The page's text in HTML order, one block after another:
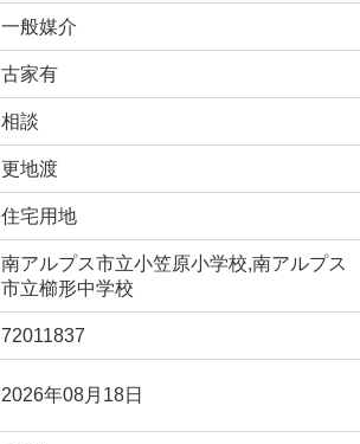
一般媒介
古家有
相談
更地渡
住宅用地
南アルプス市立小笠原小学校,南アルプス
市立櫛形中学校
72011837
2026年08月18日